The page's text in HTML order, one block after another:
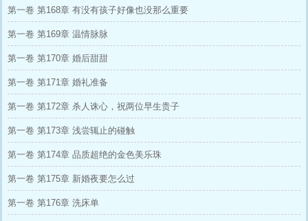
第一卷 第168章 有没有孩子好像也没那么重要
第一卷 第169章 温情脉脉
第一卷 第170章 婚后甜甜
第一卷 第171章 婚礼准备
第一卷 第172章 杀人诛心，祝两位早生贵子
第一卷 第173章 浅尝辄止的碰触
第一卷 第174章 品质超绝的金色美乐珠
第一卷 第175章 新婚夜要怎么过
第一卷 第176章 洗床单